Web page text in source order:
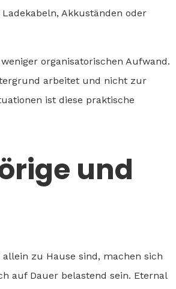
Akkuständen oder
organisatorischen Aufwand.
arbeitet und nicht zur
ist diese praktische
und
zu Hause sind, machen sich
auf Dauer belastend sein. Eternal